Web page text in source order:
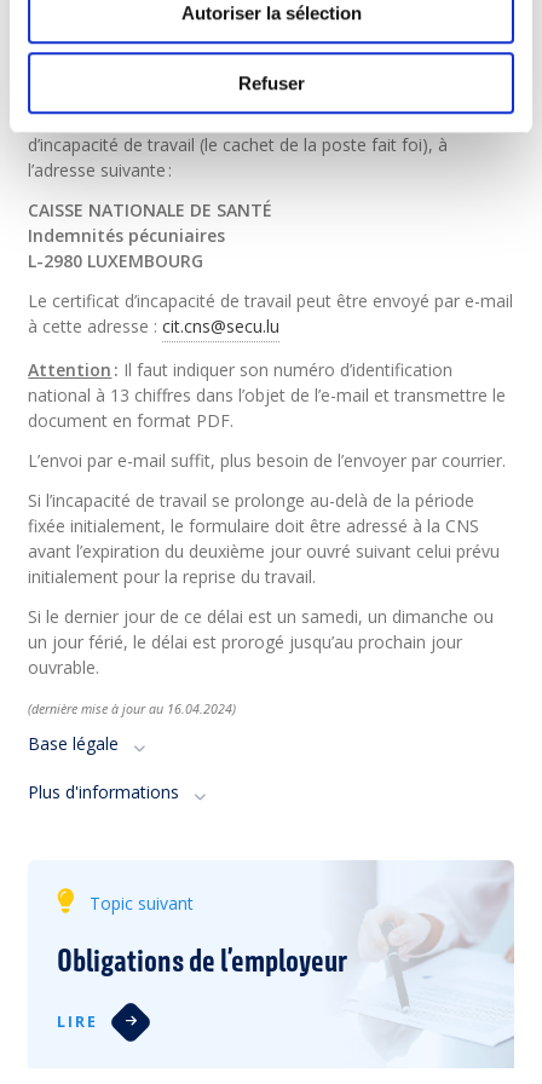
Autoriser la sélection
Refuser
l’incapacité de travail ;
facultativement le code de la maladie.
Le salarié adresse le premier volet du formulaire – c’est-à-dire
l’original – au plus tard avant l’expiration du troisième jour
d’incapacité de travail (le cachet de la poste fait foi), à
l’adresse suivante :
CAISSE NATIONALE DE SANTÉ
Indemnités pécuniaires
L-2980 LUXEMBOURG
Le certificat d’incapacité de travail peut être envoyé par e-mail
à cette adresse :cit.cns@secu.lu
Attention : Il faut indiquer son numéro d’identification
national à 13 chiffres dans l’objet de l’e-mail et transmettre le
document en format PDF.
L’envoi par e-mail suffit, plus besoin de l’envoyer par courrier.
Si l’incapacité de travail se prolonge au-delà de la période
fixée initialement, le formulaire doit être adressé à la CNS
avant l’expiration du deuxième jour ouvré suivant celui prévu
initialement pour la reprise du travail.
Si le dernier jour de ce délai est un samedi, un dimanche ou
un jour férié, le délai est prorogé jusqu’au prochain jour
ouvrable.
(dernière mise à jour au 16.04.2024)
Base légale
Plus d'informations
Topic suivant
Obligations de l’employeur
LIRE